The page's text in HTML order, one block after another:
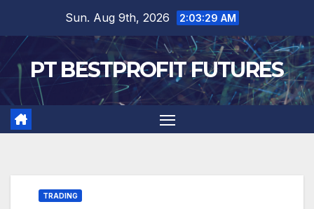
content
Sun. Aug 9th, 2026 2:03:30 AM
PT BESTPROFIT FUTURES
TRADING